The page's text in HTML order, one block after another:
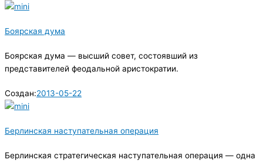
Боярская дума
Боярская дума — высший совет, состоявший из
представителей феодальной аристократии.
Создан:2013-05-22
Берлинская наступательная операция
Берлинская стратегическая наступательная операция — одна